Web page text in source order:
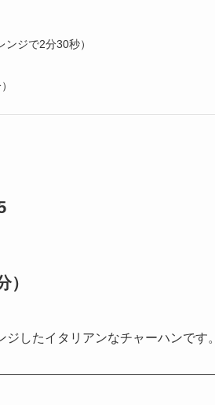
ジで2分30秒）
）
したイタリアンなチャーハンです。